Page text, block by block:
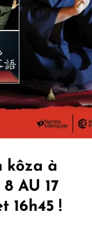
kôza à
AU 17
16h45 !